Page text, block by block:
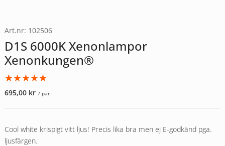
Art.nr: 102506
D1S 6000K Xenonlampor
Xenonkungen®
Betygsatt
baserat på
1
695,00 kr / par
Cool white krispigt vitt ljus! Precis lika bra men ej E-godkänd pga.
ljusfärgen.